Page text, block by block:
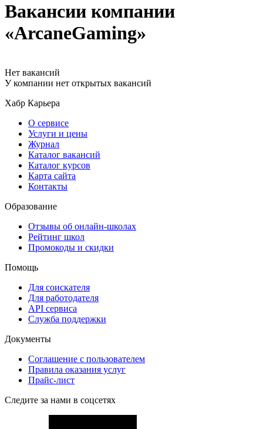
Вакансии компании
«ArcaneGaming»
Нет вакансий
У компании нет открытых вакансий
Хабр Карьера
О сервисе
Услуги и цены
Журнал
Каталог вакансий
Каталог курсов
Карта сайта
Контакты
Образование
Отзывы об онлайн-школах
Рейтинг школ
Промокоды и скидки
Помощь
Для соискателя
Для работодателя
API сервиса
Служба поддержки
Документы
Соглашение с пользователем
Правила оказания услуг
Прайс-лист
Следите за нами в соцсетях